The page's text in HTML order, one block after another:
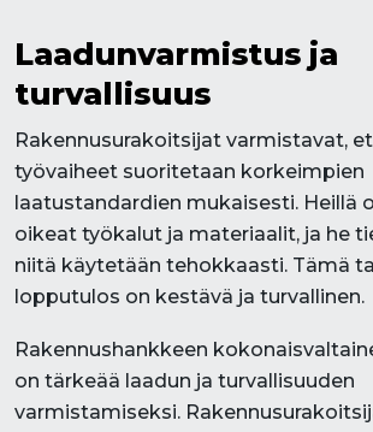
Laadunvarmistus ja
turvallisuus
Rakennusurakoitsijat varmistavat,
työvaiheet suoritetaan korkeimpien
laatustandardien mukaisesti. Heillä
oikeat työkalut ja materiaalit, ja he
niitä käytetään tehokkaasti. Tämä
lopputulos on kestävä ja turvallinen.
Rakennushankkeen
on tärkeää laadun ja turvallisuuden
varmistamiseksi.